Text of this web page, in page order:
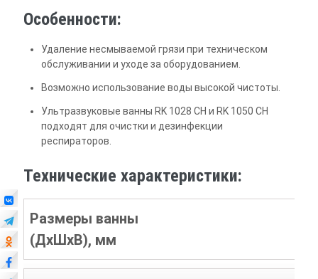
Особенности:
Удаление несмываемой грязи при техническом
обслуживании и уходе за оборудованием.
Возможно использование воды высокой чистоты.
Ультразвуковые ванны RK 1028 CH и RK 1050 CH
подходят для очистки и дезинфекции
респираторов.
Технические характеристики:
Размеры ванны
(ДxШxВ), мм